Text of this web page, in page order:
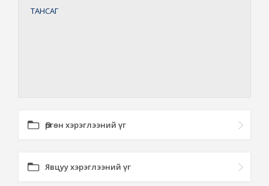
ТАНСАГ
Өргөн хэрэглээний үг
Явцуу хэрэглээний үг